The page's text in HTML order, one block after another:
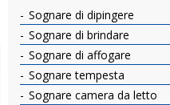
Sognare di dipingere
Sognare di brindare
Sognare di affogare
Sognare tempesta
Sognare camera da letto